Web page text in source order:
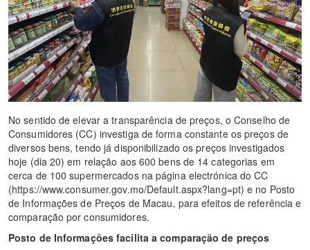
No sentido de elevar a transparência de preços, o Conselho de
Consumidores (CC) investiga de forma constante os preços de
diversos bens, tendo já disponibilizado os preços investigados
hoje (dia 20) em relação aos 600 bens de 14 categorias em
cerca de 100 supermercados na página electrónica do CC
(https://www.consumer.gov.mo/Default.aspx?lang=pt) e no Posto
de Informações de Preços de Macau, para efeitos de referência e
comparação por consumidores.
Posto de Informações facilita a comparação de preços